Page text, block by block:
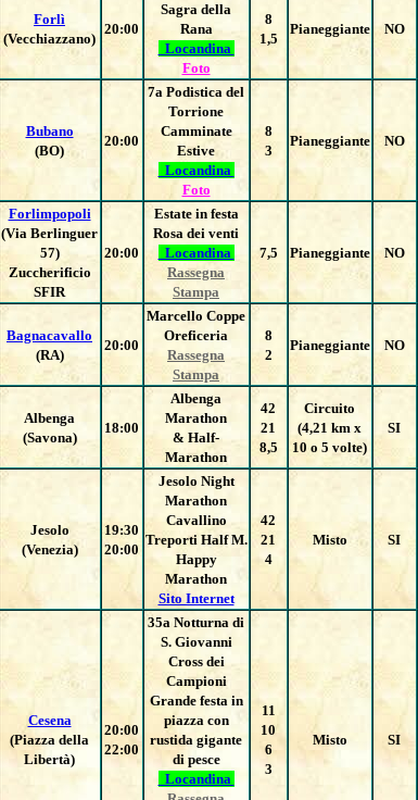
Forlì
(Vecchiazzano)
20:00
Sagra della
Rana
Locandina
Foto
8
1,5
Pianeggiante NO
Bubano
(BO)
20:00
7a Podistica del
Torrione
Camminate
Estive
Locandina
Foto
8
3
Pianeggiante NO
Forlimpopoli
(Via Berlinguer
57)
Zuccherificio
SFIR
20:00
Estate in festa
Rosa dei venti
Locandina
Rassegna
Stampa
7,5 Pianeggiante NO
Bagnacavallo
(RA)
20:00
Marcello Coppe
Oreficeria
Rassegna
Stampa
8
2
Pianeggiante NO
Albenga
(Savona)
18:00
Albenga
Marathon
& Half-
Marathon
42
21
8,5
Circuito
(4,21 km x
10 o 5 volte)
SI
Jesolo
(Venezia)
19:30
20:00
Jesolo Night
Marathon
Cavallino
Treporti Half M.
Happy
Marathon
Sito Internet
42
21
4
Misto SI
Cesena
(Piazza della
Libertà)
20:00
22:00
35a Notturna di
S. Giovanni
Cross dei
Campioni
Grande festa in
piazza con
rustida gigante
di pesce
Locandina
11
10
6
3
Misto SI